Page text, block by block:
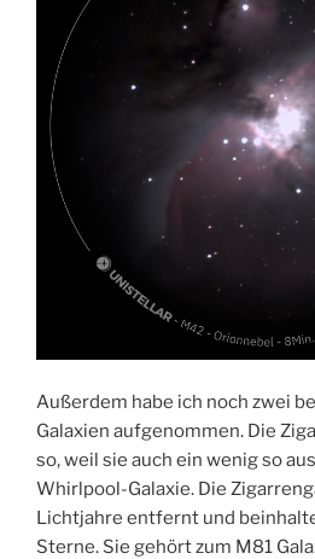
Außerdem habe ich noch zwei
Galaxien aufgenommen. Die
so, weil sie auch ein wenig so
Whirlpool-Galaxie. Die
Lichtjahre entfernt und
Sterne. Sie gehört zum M81